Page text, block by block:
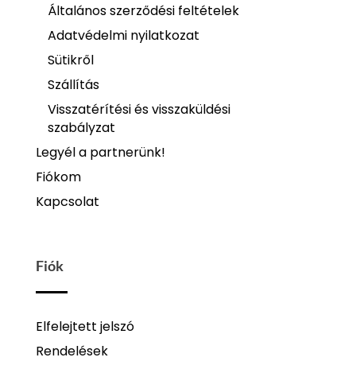
Általános szerződési feltételek
Adatvédelmi nyilatkozat
Sütikről
Szállítás
Visszatérítési és visszaküldési
szabályzat
Legyél a partnerünk!
Fiókom
Kapcsolat
Fiók
Elfelejtett jelszó
Rendelések